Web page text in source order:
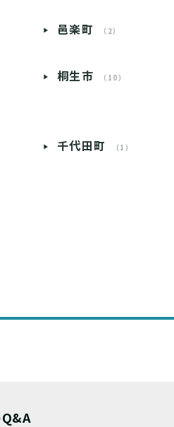
邑楽町 （2）
桐生市 （10）
千代田町 （1）